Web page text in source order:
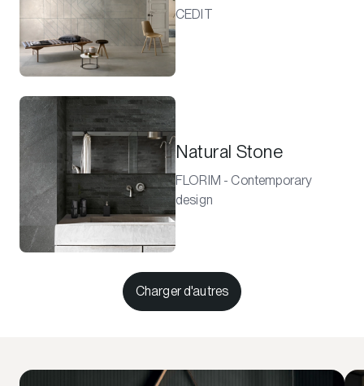
CEDIT
Natural Stone
FLORIM - Contemporary
design
Charger d'autres